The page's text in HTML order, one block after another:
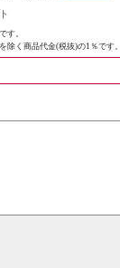
す。
く商品代金(税抜)の1％です。